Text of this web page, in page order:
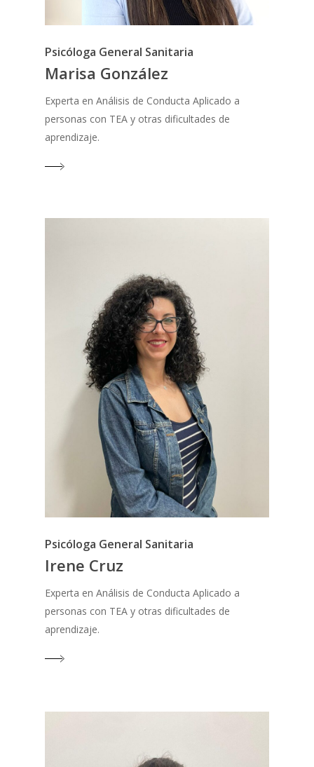
Psicóloga General Sanitaria
Marisa González
Experta en Análisis de Conducta Aplicado a
personas con TEA y otras dificultades de
aprendizaje.
Psicóloga General Sanitaria
Irene Cruz
Experta en Análisis de Conducta Aplicado a
personas con TEA y otras dificultades de
aprendizaje.